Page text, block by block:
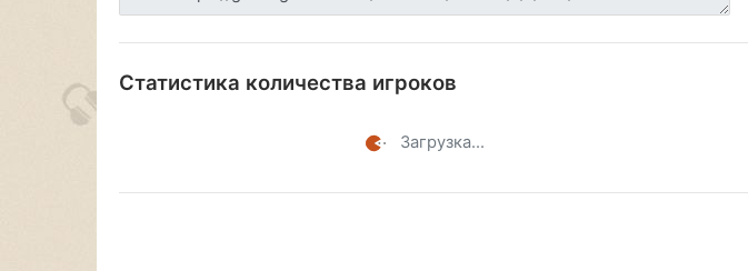
Статистика количества игроков
Загрузка...